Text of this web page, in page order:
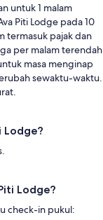
untuk 1 malam
Piti Lodge pada 10
termasuk pajak dan
per malam terendah
masa menginap
sewaktu-waktu.
Lodge?
Lodge?
check-in pukul: